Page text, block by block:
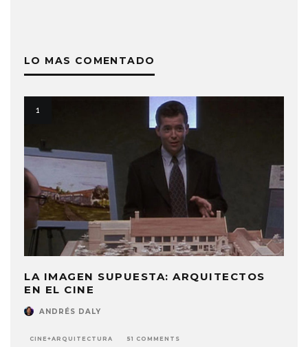
LO MAS COMENTADO
LA IMAGEN SUPUESTA: ARQUITECTOS
EN EL CINE
ANDRÉS DALY
CINE+ARQUITECTURA 51 COMMENTS